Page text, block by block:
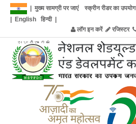
मुख्य सामग्री पर जाएं स्क्रीन रीडर का उपयोग
English हिन्दी|
लॉग इन करें
रजिस्टर